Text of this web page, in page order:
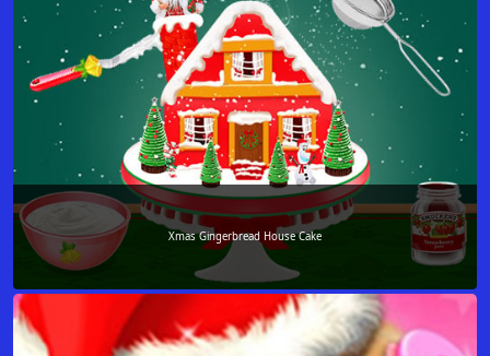
Xmas Gingerbread House Cake